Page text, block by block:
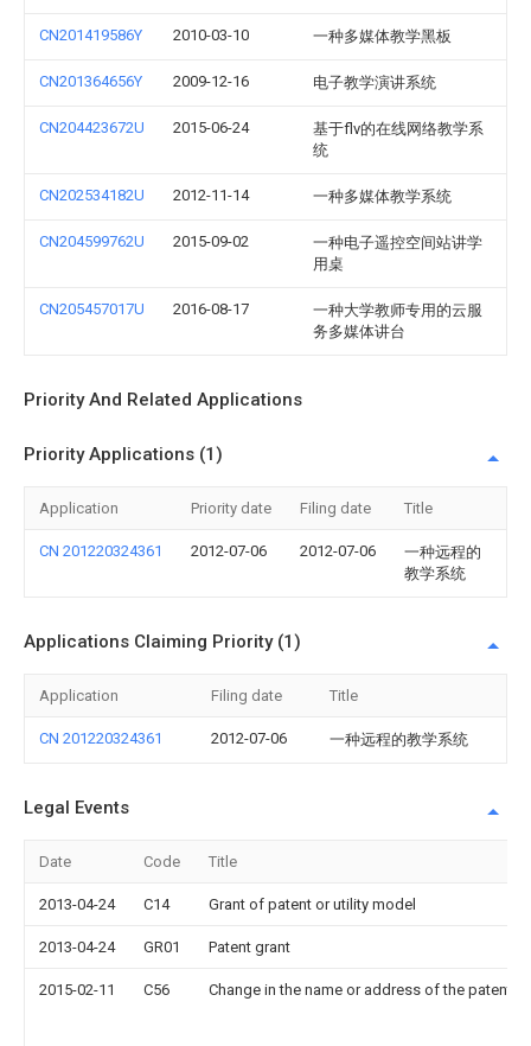
CN201419586Y 2010-03-10 一种多媒体教学黑板
CN201364656Y 2009-12-16 电子教学演讲系统
CN204423672U 2015-06-24
基于flv的在线网络教学系
统
CN202534182U 2012-11-14 一种多媒体教学系统
CN204599762U 2015-09-02
一种电子遥控空间站讲学
用桌
CN205457017U 2016-08-17
一种大学教师专用的云服
务多媒体讲台
Priority And Related Applications
Priority Applications (1)
Application Priority date Filing date Title
CN 201220324361 2012-07-06 2012-07-06
一种远程的
教学系统
Applications Claiming Priority (1)
Application Filing date Title
CN 201220324361 2012-07-06 一种远程的教学系统
Legal Events
Date Code Title
2013-04-24 C14 Grant of patent or utility model
2013-04-24 GR01 Patent grant
2015-02-11 C56 Change in the name or address of the patentee